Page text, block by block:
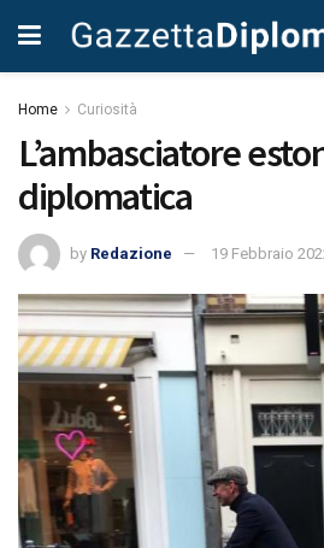
Home Curiosità
L’ambasciatore
diplomatica
by Redazione 19 Febbraio